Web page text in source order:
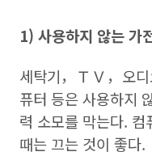
1) 사용하지 않는 가
세탁기，ＴＶ，오
퓨터 등은 사용하지
력 소모를 막는다.
때는 끄는 것이 좋다.